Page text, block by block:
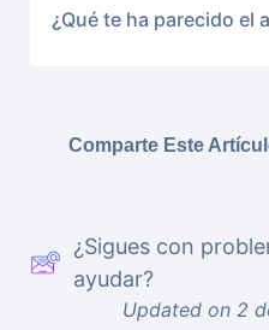
¿Qué te ha parecido el
Comparte Este
¿Sigues con
ayudar?
Updated on 2